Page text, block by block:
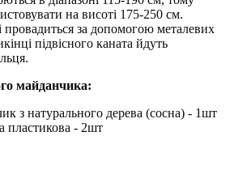
на висоті 175-250 см.
провадиться за допомогою металевих
підвісного каната йдуть
майданчика:
з натурального дерева (сосна) - 1шт
пластикова - 2шт